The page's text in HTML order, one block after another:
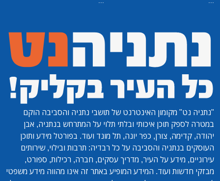
"נתניה נט" מקומון האינטרנט של תושבי נתניה והסביבה הוקם
במטרה לספק תוכן איכותי ובלתי תלוי על המתרחש בנתניה, אבן
יהודה, קדימה, צורן, כפר יונה, תל מונד ועוד. בפורטל מידע ותוכן
העוסקים בנתניה והסביבה על כל רבדיה: תרבות ובילוי, שירותים
עירוניים, מידע על העיר, מדריך עסקים, חברה, רכילות, ספורט,
מבזקי חדשות ועוד. המידע המופיע באתר זה אינו מהווה מידע משפטי